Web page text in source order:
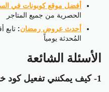
أفضل موقع كوبونات في
الحصرية من جميع المتاجر
أحدث عروض رمضان:
المُحدثة يومياً
الأسئلة الشائعة
1- كيف يمكنني تفعيل كود خصم ناتشورال تاتش؟